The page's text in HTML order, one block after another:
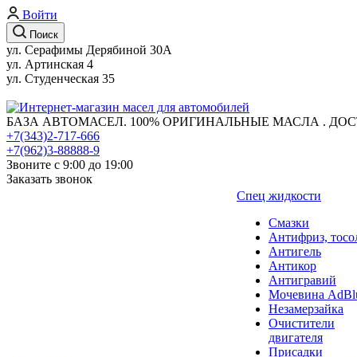
Войти
Поиск
ул. Серафимы Дерябиной 30А
ул. Артинская 4
ул. Студенческая 35
БАЗА АВТОМАСЕЛ. 100% ОРИГИНАЛЬНЫЕ МАСЛА .
+7(343)2-717-666
+7(962)3-88888-9
Звоните с 9:00 до 19:00
Заказать звонок
Спец жидкости
Смазки
Антифриз,
Антигель
Антикор
Антигравий
Мочевина
Незамерзайка
Очистители
двигателя
Присадки